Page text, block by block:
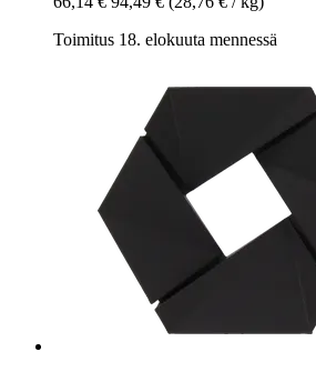
Toimitus 18. elokuuta mennessä